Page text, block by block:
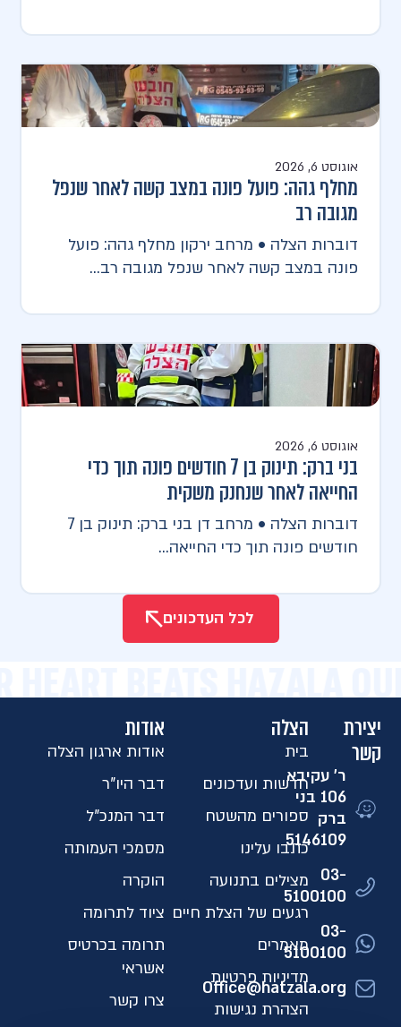
אוגוסט 6, 2026
מחלף גהה: פועל פונה במצב קשה לאחר שנפל
מגובה רב
דוברות הצלה • מרחב ירקון מחלף גהה: פועל
פונה במצב קשה לאחר שנפל מגובה רב...
אוגוסט 6, 2026
בני ברק: תינוק בן 7 חודשים פונה תוך כדי
החייאה לאחר שנחנק משקית
דוברות הצלה • מרחב דן בני ברק: תינוק בן 7
חודשים פונה תוך כדי החייאה...
לכל העדכונים
BEATS HAZALA
יצירת
קשר
ר' עקיבא
106 בני
ברק
5146109​
03-
5100100
03-
5100100
Office@hatzala.org
הצלה
בית
חדשות ועדכונים
ספורים מהשטח
כתבו עלינו
מצילים בתנועה
רגעים של הצלת חיים
מאמרים
מדיניות פרטיות
הצהרת נגישות
אודות
אודות ארגון הצלה
דבר היו"ר
דבר המנכ"ל
מסמכי העמותה
הוקרה
ציוד לתרומה
תרומה בכרטיס
אשראי
צרו קשר